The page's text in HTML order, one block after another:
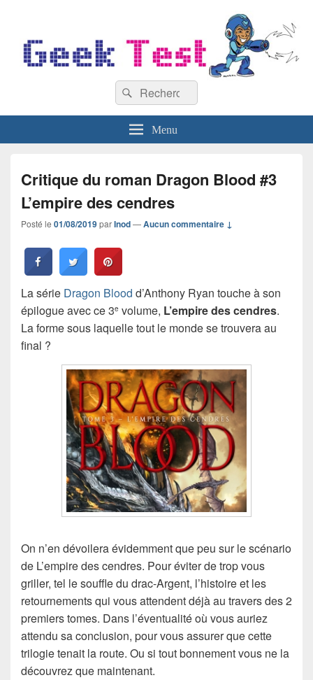
Recherche :
Rechercher
Menu
Critique du roman Dragon Blood #3
L’empire des cendres
Posté le 01/08/2019parInod—Aucun commentaire ↓
La série Dragon Blood d’Anthony Ryan touche à son
épilogue avec ce 3e volume, L’empire des cendres.
La forme sous laquelle tout le monde se trouvera au
final ?
On n’en dévoilera évidemment que peu sur le scénario
de L’empire des cendres. Pour éviter de trop vous
griller, tel le souffle du drac-Argent, l’histoire et les
retournements qui vous attendent déjà au travers des 2
premiers tomes. Dans l’éventualité où vous auriez
attendu sa conclusion, pour vous assurer que cette
trilogie tenait la route. Ou si tout bonnement vous ne la
découvrez que maintenant.